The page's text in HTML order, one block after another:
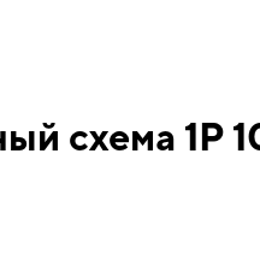
схема 1P